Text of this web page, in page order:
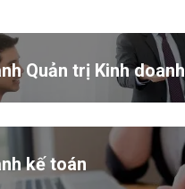
Quản trị Kinh doanh
kế toán